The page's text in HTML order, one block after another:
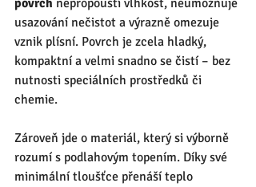
povrch nepropouští vlhkost, neumožňuje
usazování nečistot a výrazně omezuje
vznik plísní. Povrch je zcela hladký,
kompaktní a velmi snadno se čistí – bez
nutnosti speciálních prostředků či
chemie.
Zároveň jde o materiál, který si výborně
rozumí s podlahovým topením. Díky své
minimální tloušťce přenáší teplo